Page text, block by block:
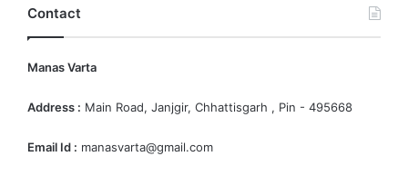
Contact
Manas Varta
Address : Main Road, Janjgir, Chhattisgarh , Pin - 495668
Email Id : manasvarta@gmail.com